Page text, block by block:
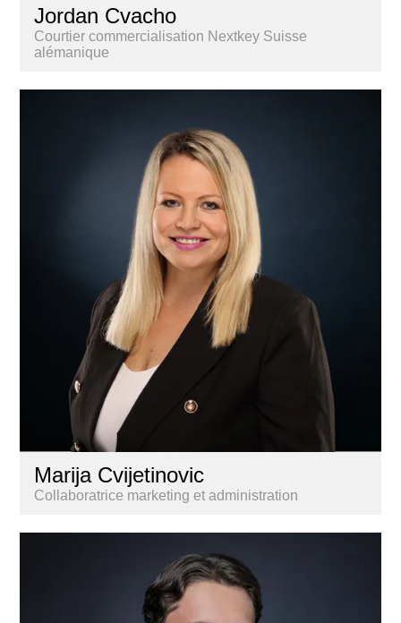
Jordan Cvacho
Courtier commercialisation Nextkey Suisse
alémanique
Marija Cvijetinovic
Collaboratrice marketing et administration